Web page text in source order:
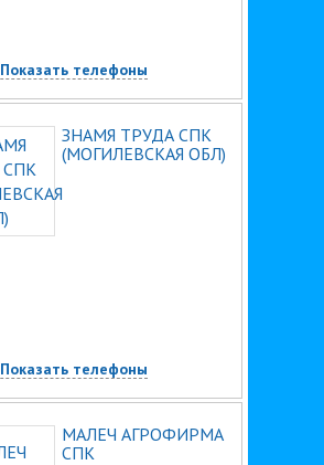
Показать телефоны
ЗНАМЯ ТРУДА СПК
(МОГИЛЕВСКАЯ ОБЛ)
Показать телефоны
МАЛЕЧ АГРОФИРМА
СПК